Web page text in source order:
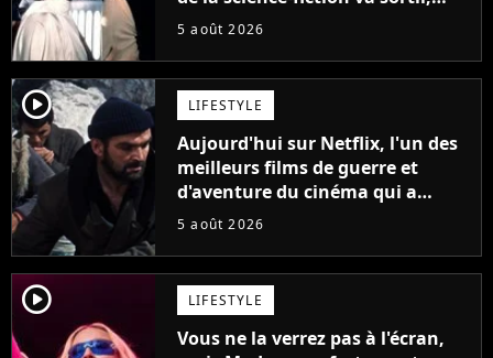
mais on ne la verra jamais en
5 août 2026
player2 LIFESTYLE
Aujourd'hui sur Netflix, l'un des
meilleurs films de guerre et
d'aventure du cinéma qui a
connu un succès retentissant à
5 août 2026
player2 LIFESTYLE
Vous ne la verrez pas à l'écran,